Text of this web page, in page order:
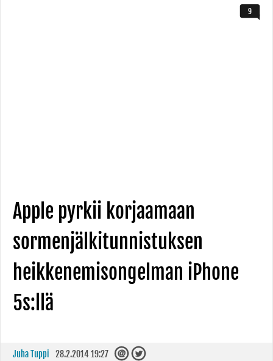
Apple pyrkii korjaamaan
sormenjälkitunnistuksen
heikkenemisongelman iPhone
5s:llä
9
Juha Tuppi 28.2.2014 19:27